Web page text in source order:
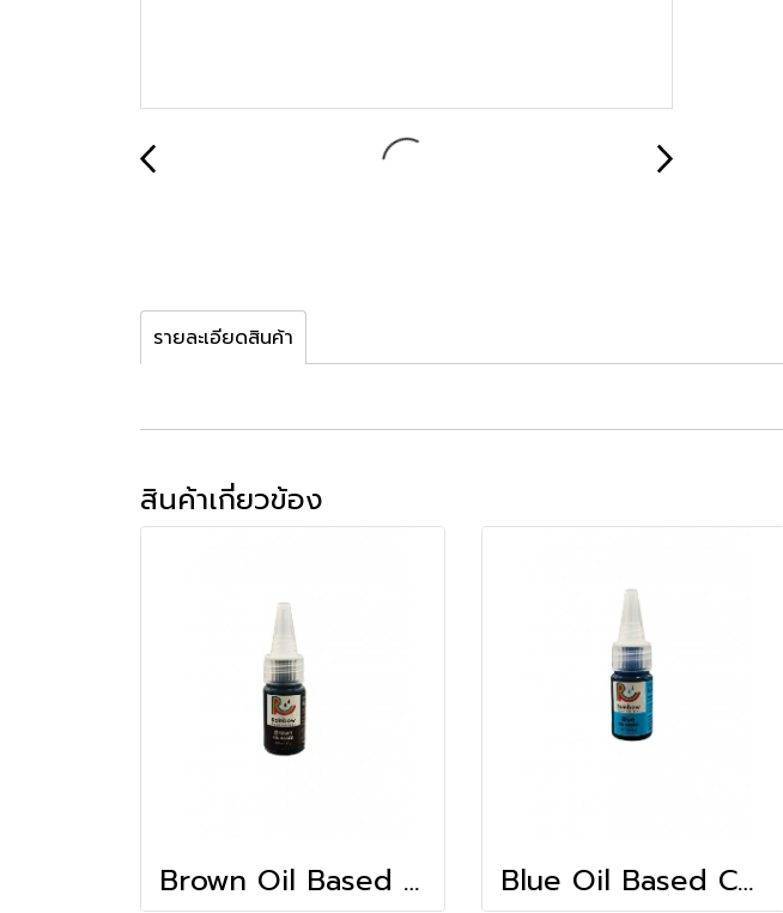
รายละเอียดสินค้า
สินค้าเกี่ยวข้อง
Brown Oil Based Colour (10g) Blue Oil Based Colour (10g)